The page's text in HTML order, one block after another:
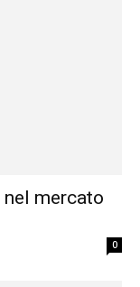
mercato
0